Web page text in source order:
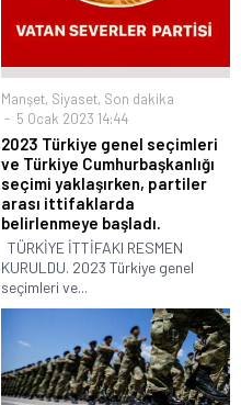
Manşet, Siyaset, Son dakika
5 Ocak 2023 14:44
2023 Türkiye genel seçimleri
ve Türkiye Cumhurbaşkanlığı
seçimi yaklaşırken, partiler
arası ittifaklarda
belirlenmeye başladı.
TÜRKİYE İTTİFAKI RESMEN
KURULDU. 2023 Türkiye genel
seçimleri ve...